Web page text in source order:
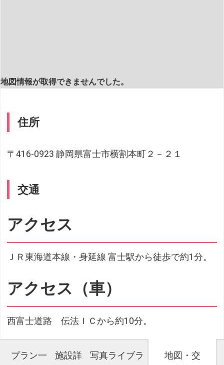
地図情報が取得できませんでした。
住所
〒416-0923 静岡県富士市横割本町２－２１
交通
アクセス
ＪＲ東海道本線・身延線 富士駅から徒歩で約1分。
アクセス（車）
西富士道路 伝法ＩＣから約10分。
プラン一
施設詳
写真ライブラ
地図・交